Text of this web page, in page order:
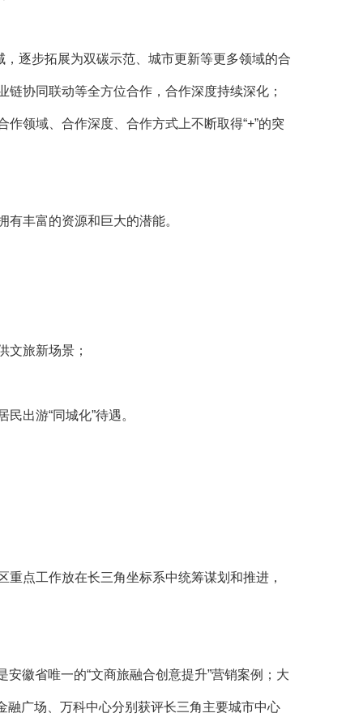
逐步拓展为双碳示范、城市更新等更多领域的合
协同联动等全方位合作，合作深度持续深化；
领域、合作深度、合作方式上不断取得“+”的突
丰富的资源和巨大的潜能。
文旅新场景；
出游“同城化”待遇。
点工作放在长三角坐标系中统筹谋划和推进，
徽省唯一的“文商旅融合创意提升”营销案例；大
广场、万科中心分别获评长三角主要城市中心